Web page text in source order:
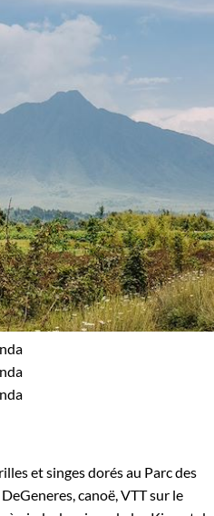
et singes dorés au Parc des
canoë, VTT sur le